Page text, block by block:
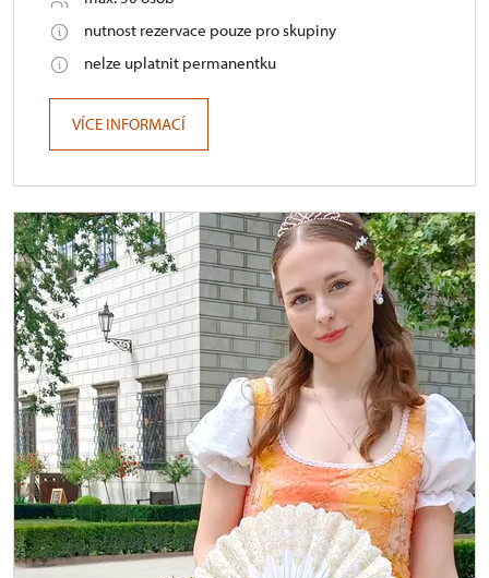
nutnost rezervace pouze pro skupiny
nelze uplatnit permanentku
VÍCE INFORMACÍ